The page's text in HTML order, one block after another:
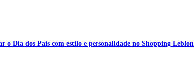
o Dia dos Pais com estilo e personalidade no Shopping Leblon